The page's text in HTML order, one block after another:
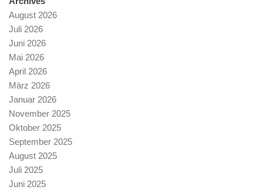
August 2026
Juli 2026
Juni 2026
Mai 2026
April 2026
März 2026
Januar 2026
November 2025
Oktober 2025
September 2025
August 2025
Juli 2025
Juni 2025